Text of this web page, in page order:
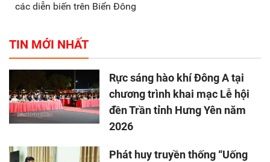
các diễn biến trên Biển Đông
TIN MỚI NHẤT
Rực sáng hào khí Đông A tại
chương trình khai mạc Lễ hội
đền Trần tỉnh Hưng Yên năm
2026
Phát huy truyền thống “Uống